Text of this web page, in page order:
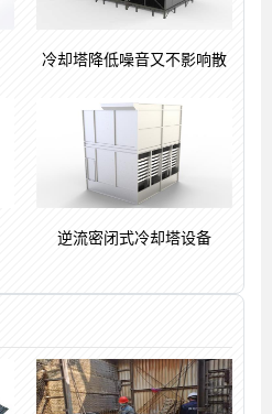
冷却塔降低噪音又不影响散
逆流密闭式冷却塔设备